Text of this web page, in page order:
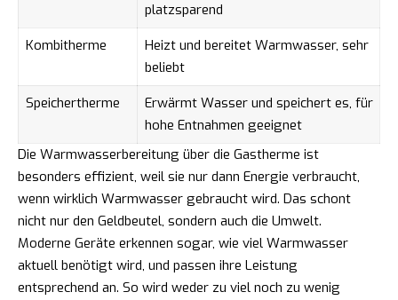
platzsparend
Kombitherme
Heizt und bereitet Warmwasser, sehr
beliebt
Speichertherme
Erwärmt Wasser und speichert es, für
hohe Entnahmen geeignet
Die Warmwasserbereitung über die Gastherme ist
besonders effizient, weil sie nur dann Energie verbraucht,
wenn wirklich Warmwasser gebraucht wird. Das schont
nicht nur den Geldbeutel, sondern auch die Umwelt.
Moderne Geräte erkennen sogar, wie viel Warmwasser
aktuell benötigt wird, und passen ihre Leistung
entsprechend an. So wird weder zu viel noch zu wenig